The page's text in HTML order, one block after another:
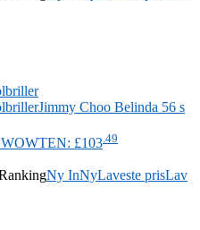
Jimmy Choo Belinda 56 s
WOWTEN: £103.49
Ny InNyLaveste prisLav